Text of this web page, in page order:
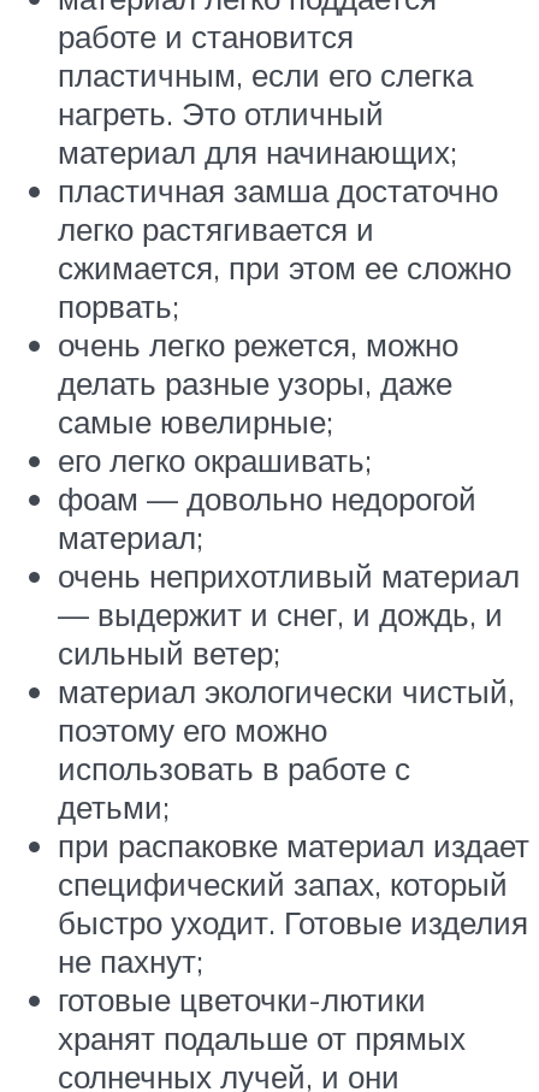
работе и становится
пластичным, если его слегка
нагреть. Это отличный
материал для начинающих;
пластичная замша достаточно
легко растягивается и
сжимается, при этом ее сложно
порвать;
очень легко режется, можно
делать разные узоры, даже
самые ювелирные;
его легко окрашивать;
фоам — довольно недорогой
материал;
очень неприхотливый материал
— выдержит и снег, и дождь, и
сильный ветер;
материал экологически чистый,
поэтому его можно
использовать в работе с
детьми;
при распаковке материал издает
специфический запах, который
быстро уходит. Готовые изделия
не пахнут;
готовые цветочки-лютики
хранят подальше от прямых
солнечных лучей, и они